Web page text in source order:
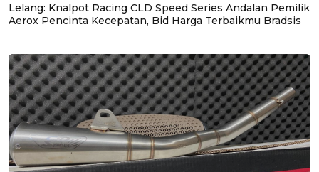
Lelang: Knalpot Racing CLD Speed Series Andalan Pemilik
Aerox Pencinta Kecepatan, Bid Harga Terbaikmu Bradsis